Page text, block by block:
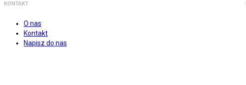
KONTAKT
O nas
Kontakt
Napisz do nas